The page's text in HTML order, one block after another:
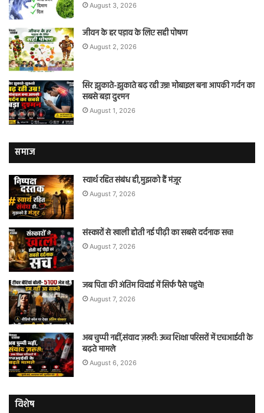
August 3, 2026
जीवन के हर पड़ाव के लिए सही पोषण
August 2, 2026
सिर झुकाते-झुकाते बढ़ रही उम्र! मोबाइल बना आपकी गर्दन का
सबसे बड़ा दुश्मन
August 1, 2026
समाज
स्वार्थ रहित संबंध ही,मुझको हैं मंज़ूर
August 7, 2026
संस्कारों से खाली होती नई पीढ़ी का सबसे दर्दनाक सच!
August 7, 2026
जब पिता की अंतिम विदाई में सिर्फ पैसे पहुंचे!
August 7, 2026
अब चुप्पी नहीं,संवाद ज़रूरी: उच्च शिक्षा परिसरों में एचआईवी के
बढ़ते मामले
August 6, 2026
विशेष